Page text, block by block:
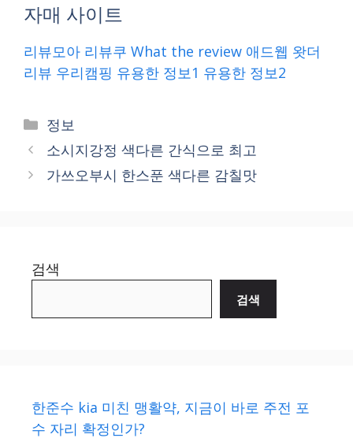
자매 사이트
리뷰모아 리뷰쿠 What the review 애드웹 왓더
리뷰 우리캠핑 유용한 정보1 유용한 정보2
Categories
정보
소시지강정 색다른 간식으로 최고
가쓰오부시 한스푼 색다른 감칠맛
검색
검색
한준수 kia 미친 맹활약, 지금이 바로 주전 포
수 자리 확정인가?